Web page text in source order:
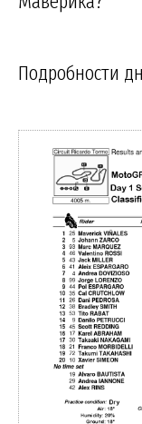
Подробности